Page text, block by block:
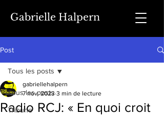
Gabrielle Halpern
Post
Tous les posts
Tribune
Tous les posts
Radio RCJ: « En quoi croit
gabriellehalpern
7 nov. 2023 3 min de lecture